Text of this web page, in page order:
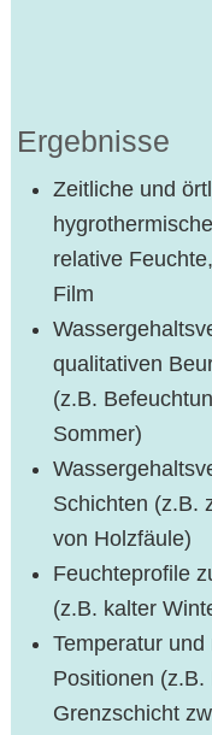
Ergebnisse
Zeitliche und
relative
Film
qualitativen
(z.B.
Sommer)
Schichten (z.B.
von Holzfäule)
Feuchteprofile
(z.B. kalter
Temperatur
Positionen
Grenzschicht